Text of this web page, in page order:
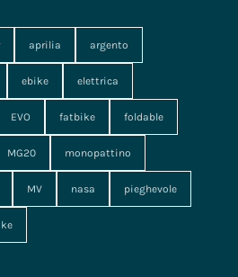
aprilia argento
ebike elettrica
EVO fatbike foldable
MG20 monopattino
MV nasa pieghevole